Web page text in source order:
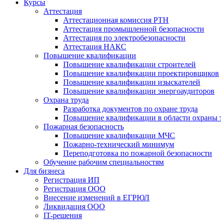
Курсы
Аттестация
Аттестационная комиссия РТН
Аттестация промышленной безопасности
Аттестация по электробезопасности
Аттестация НАКС
Повышение квалификации
Повышение квалификации строителей
Повышение квалификации проектировщиков
Повышение квалификации изыскателей
Повышение квалификации энергоаудиторов
Охрана труда
Разработка документов по охране труда
Повышение квалификации в области охраны
Пожарная безопасность
Повышение квалификации МЧС
Пожарно-технический минимум
Переподготовка по пожарной безопасности
Обучение рабочим специальностям
Для бизнеса
Регистрация ИП
Регистрация ООО
Внесение изменений в ЕГРЮЛ
Ликвидация ООО
IT-решения